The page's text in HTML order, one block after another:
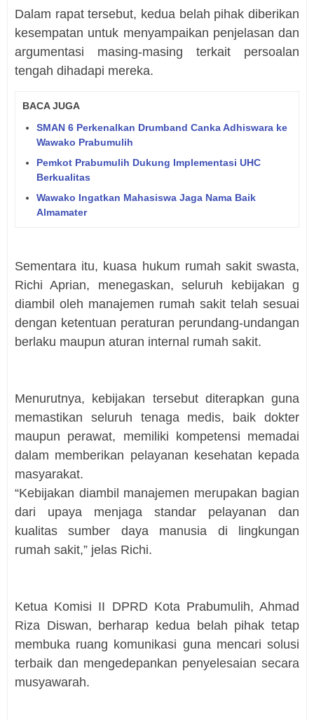
Dalam rapat tersebut, kedua belah pihak diberikan
kesempatan untuk menyampaikan penjelasan dan
argumentasi masing-masing terkait persoalan
tengah dihadapi mereka.
BACA JUGA
SMAN 6 Perkenalkan Drumband Canka Adhiswara ke
Wawako Prabumulih
Pemkot Prabumulih Dukung Implementasi UHC
Berkualitas
Wawako Ingatkan Mahasiswa Jaga Nama Baik
Almamater
Sementara itu, kuasa hukum rumah sakit swasta,
Richi Aprian, menegaskan, seluruh kebijakan g
diambil oleh manajemen rumah sakit telah sesuai
dengan ketentuan peraturan perundang-undangan
berlaku maupun aturan internal rumah sakit.
Menurutnya, kebijakan tersebut diterapkan guna
memastikan seluruh tenaga medis, baik dokter
maupun perawat, memiliki kompetensi memadai
dalam memberikan pelayanan kesehatan kepada
masyarakat.
“Kebijakan diambil manajemen merupakan bagian
dari upaya menjaga standar pelayanan dan
kualitas sumber daya manusia di lingkungan
rumah sakit,” jelas Richi.
Ketua Komisi II DPRD Kota Prabumulih, Ahmad
Riza Diswan, berharap kedua belah pihak tetap
membuka ruang komunikasi guna mencari solusi
terbaik dan mengedepankan penyelesaian secara
musyawarah.